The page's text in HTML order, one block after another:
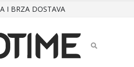
I BRZA DOSTAVA